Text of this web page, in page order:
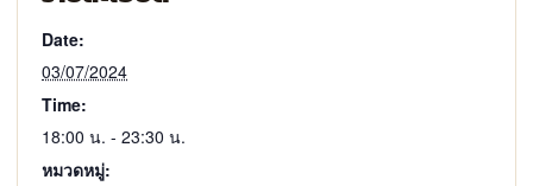
Date:
03/07/2024
Time:
18:00 น. - 23:30 น.
หมวดหมู่: